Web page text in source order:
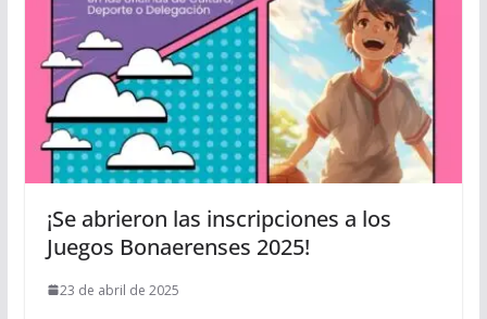
¡Se abrieron las inscripciones a los
Juegos Bonaerenses 2025!
23 de abril de 2025